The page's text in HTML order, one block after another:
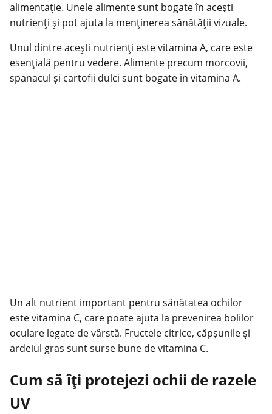
alimentație. Unele alimente sunt bogate în acești
nutrienți și pot ajuta la menținerea sănătății vizuale.
Unul dintre acești nutrienți este vitamina A, care este
esențială pentru vedere. Alimente precum morcovii,
spanacul și cartofii dulci sunt bogate în vitamina A.
Un alt nutrient important pentru sănătatea ochilor
este vitamina C, care poate ajuta la prevenirea bolilor
oculare legate de vârstă. Fructele citrice, căpșunile și
ardeiul gras sunt surse bune de vitamina C.
Cum să îți protejezi ochii de razele
UV